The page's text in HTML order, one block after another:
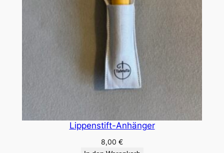
Lippenstift-Anhänger
8,00 €